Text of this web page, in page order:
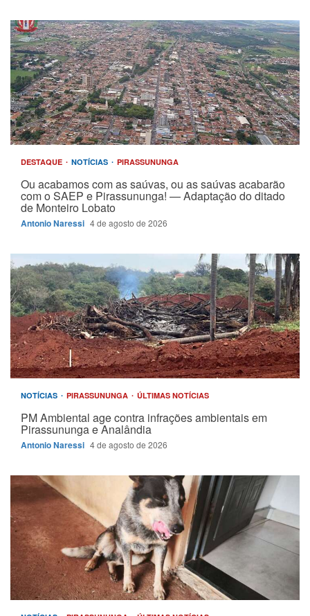
DESTAQUE NOTÍCIAS PIRASSUNUNGA
Ou acabamos com as saúvas, ou as saúvas acabarão
com o SAEP e Pirassununga! — Adaptação do ditado
de Monteiro Lobato
Antonio Naressi 4 de agosto de 2026
NOTÍCIAS PIRASSUNUNGA ÚLTIMAS NOTÍCIAS
PM Ambiental age contra infrações ambientais em
Pirassununga e Analândia
Antonio Naressi 4 de agosto de 2026